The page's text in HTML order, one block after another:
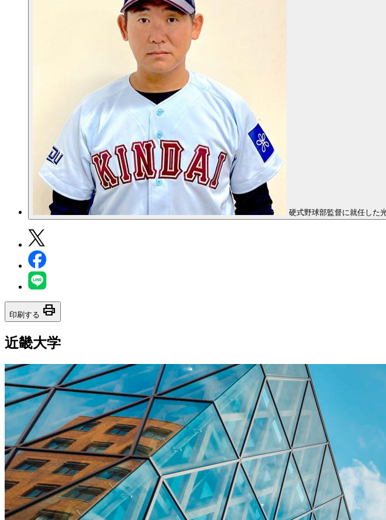
硬式野球部監督に就任した
印刷する print
近畿大学